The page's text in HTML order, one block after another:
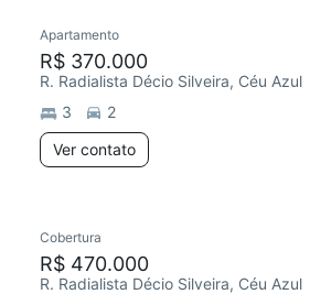
Apartamento
R$ 370.000
R. Radialista Décio Silveira, Céu Azul
3
2
Ver contato
Cobertura
R$ 470.000
R. Radialista Décio Silveira, Céu Azul